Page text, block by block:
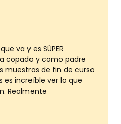
va y es SÚPER
va copado y como padre
muestras de fin de curso
es increíble ver lo que
Realmente